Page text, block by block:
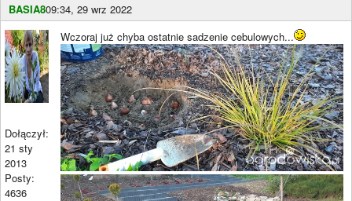
BASIA809:34, 29 wrz 2022
Dołączył:
21 sty
2013
Posty:
4636
Wczoraj już chyba ostatnie sadzenie cebulowych...